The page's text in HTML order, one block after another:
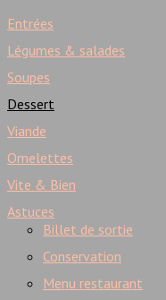
Entrées
Légumes & salades
Soupes
Dessert
Viande
Omelettes
Vite & Bien
Astuces
Billet de sortie
Conservation
Menu restaurant